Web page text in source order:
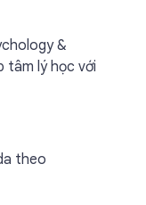
&
tâm lý học với
theo